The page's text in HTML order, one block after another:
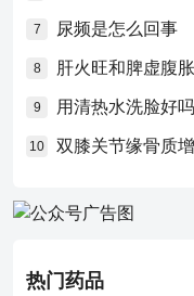
7 尿频是怎么回事
8 肝火旺和脾虚腹
9 用清热水洗脸好
10 双膝关节缘骨质
热门药品